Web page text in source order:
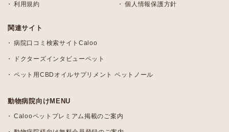
利用規約 個人情報保護方針
関連サイト
病院口コミ検索サイトCaloo
ドクターズインタビューペット
ペット用CBDオイルサプリメント ペットノール
動物病院向けMENU
Calooペットプレミアム掲載のご案内